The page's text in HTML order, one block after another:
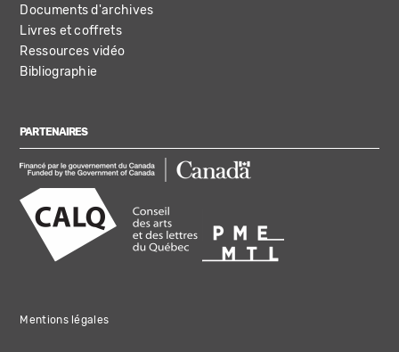
Documents d'archives
Livres et coffrets
Ressources vidéo
Bibliographie
PARTENAIRES
Mentions légales